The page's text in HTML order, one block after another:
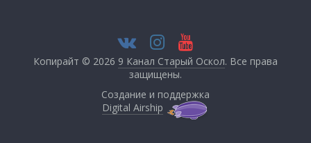
Копирайт © 2026 9 Канал Старый Оскол. Все права
защищены.
Создание и поддержка
Digital Airship